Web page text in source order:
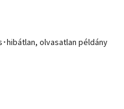
hibátlan, olvasatlan példány